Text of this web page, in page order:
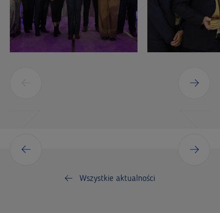
Wszystkie aktualności